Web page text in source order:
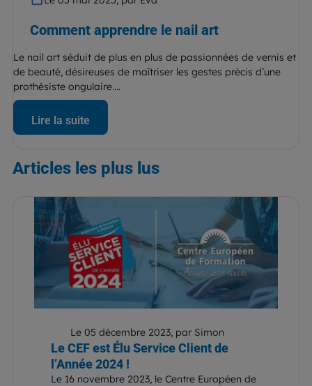
Comment apprendre le nail art
Le nail art séduit de plus en plus de passionnées de vernis et
de beauté, désireuses de maîtriser les gestes précis d’une
prothésiste ongulaire....
Lire la suite
Articles les plus lus
Le 05 décembre 2023, par Simon
Le CEF est Élu Service Client de
l’Année 2024 !
Le 16 novembre 2023, le Centre Européen de